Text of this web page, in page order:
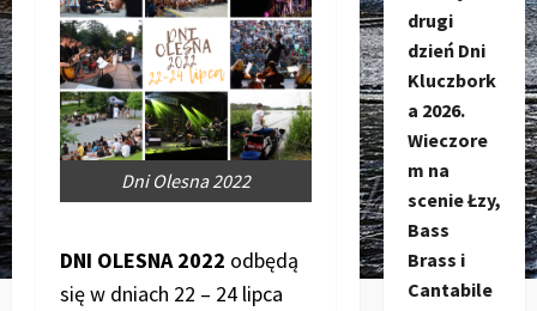
Dni Olesna 2022
DNI OLESNA 2022 odbędą
się w dniach 22 – 24 lipca
drugi
dzień Dni
Kluczbork
a 2026.
Wieczore
m na
scenie Łzy,
Bass
Brass i
Cantabile